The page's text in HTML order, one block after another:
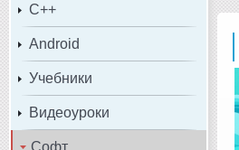
C++
Android
Учебники
Видеоуроки
Софт